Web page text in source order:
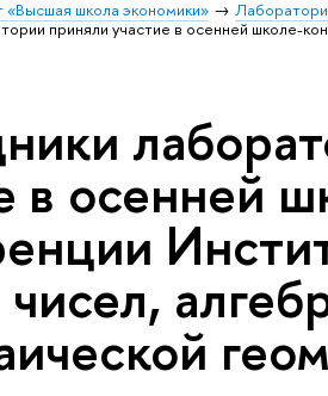
«Высшая школа экономики»
приняли участие в осенней школе-
в осенней